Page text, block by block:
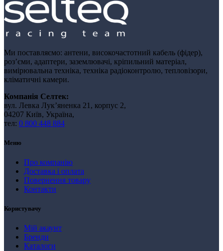
Ми поставляємо: антени, високочастотний кабель (фідер),
роз’єми, адаптери, заземлювачі, кріпильний матеріал,
вимірювальна техніка, техніка радіоконтролю, тепловізори,
кліматичні камери.
Компанія Селтек:
вул. Левка Лукʼяненка 21, корпус 2,
04207 Київ, Україна,
тел: 0 800 448 884
Меню
Про компанію
Доставка і оплата
Повернення товару
Контакти
Користувачу
Мій акаунт
Бренди
Каталоги